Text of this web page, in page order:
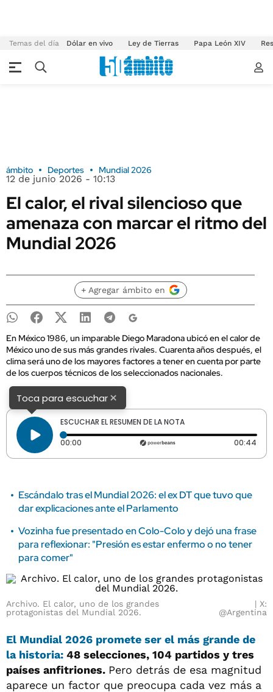
Temas del día Dólar en vivo Ley de Tierras Papa León XIV
ámbito Deportes Mundial 2026
12 de junio 2026 - 10:13
El calor, el rival silencioso que
amenaza con marcar el ritmo del
Mundial 2026
+ Agregar ámbito en
En México 1986, un imparable Diego Maradona ubicó en el calor de
México uno de sus más grandes rivales. Cuarenta años después, el
clima será uno de los mayores factores a tener en cuenta por parte
de los cuerpos técnicos de los seleccionados nacionales.
Toca para escuchar×
ESCUCHAR EL RESUMEN DE LA NOTA
00:00 Tiempo transcurrido: 0 segundos 00:44
Escándalo tras el Mundial 2026: el ex DT que tuvo que
dar explicaciones ante el Parlamento
Vozinha fue presentado en Colo-Colo y dejó una frase
para reflexionar: "Presión es estar enfermo o no tener
para comer"
Archivo. El calor, uno de los grandes
protagonistas del Mundial 2026.
X:
@Argentina
El Mundial 2026 promete ser el más grande de
la historia: 48 selecciones, 104 partidos y tres
países anfitriones. Pero detrás de esa magnitud
aparece un factor que preocupa cada vez más a